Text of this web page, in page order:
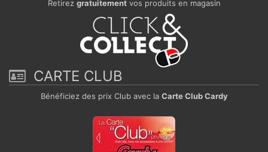
Retirez gratuitementvos produits en magasin
CARTE CLUB
Bénéficiez des prix Club avec la Carte Club Cardy